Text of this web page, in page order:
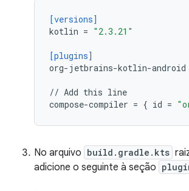
[versions]
kotlin = "2.3.21"
[plugins]
org-jetbrains-kotlin-android
// Add this line
compose-compiler = { id =
No arquivo build.gradle.kts
adicione o seguinte à seção